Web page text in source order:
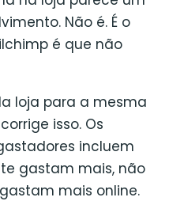
Não é. É o
é que não
loja para a mesma
isso. Os
incluem
gastam mais, não
mais online.